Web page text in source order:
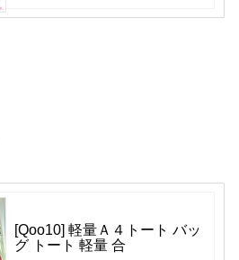
[Qoo10] 軽量Ａ４トート バッ
グ トート 軽量 合